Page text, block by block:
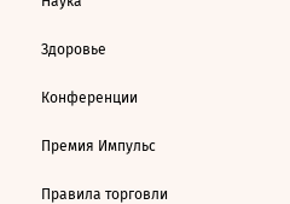
Здоровье
Конференции
Премия Импульс
Правила торговли